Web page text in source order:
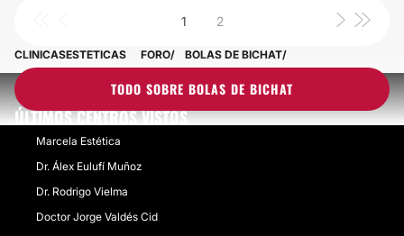
1 2
TODO SOBRE BOLAS DE BICHAT
CLINICASESTETICAS FORO BOLAS DE BICHAT
ÚLTIMOS CENTROS VISTOS
Marcela Estética
Dr. Álex Eulufí Muñoz
Dr. Rodrigo Vielma
Doctor Jorge Valdés Cid